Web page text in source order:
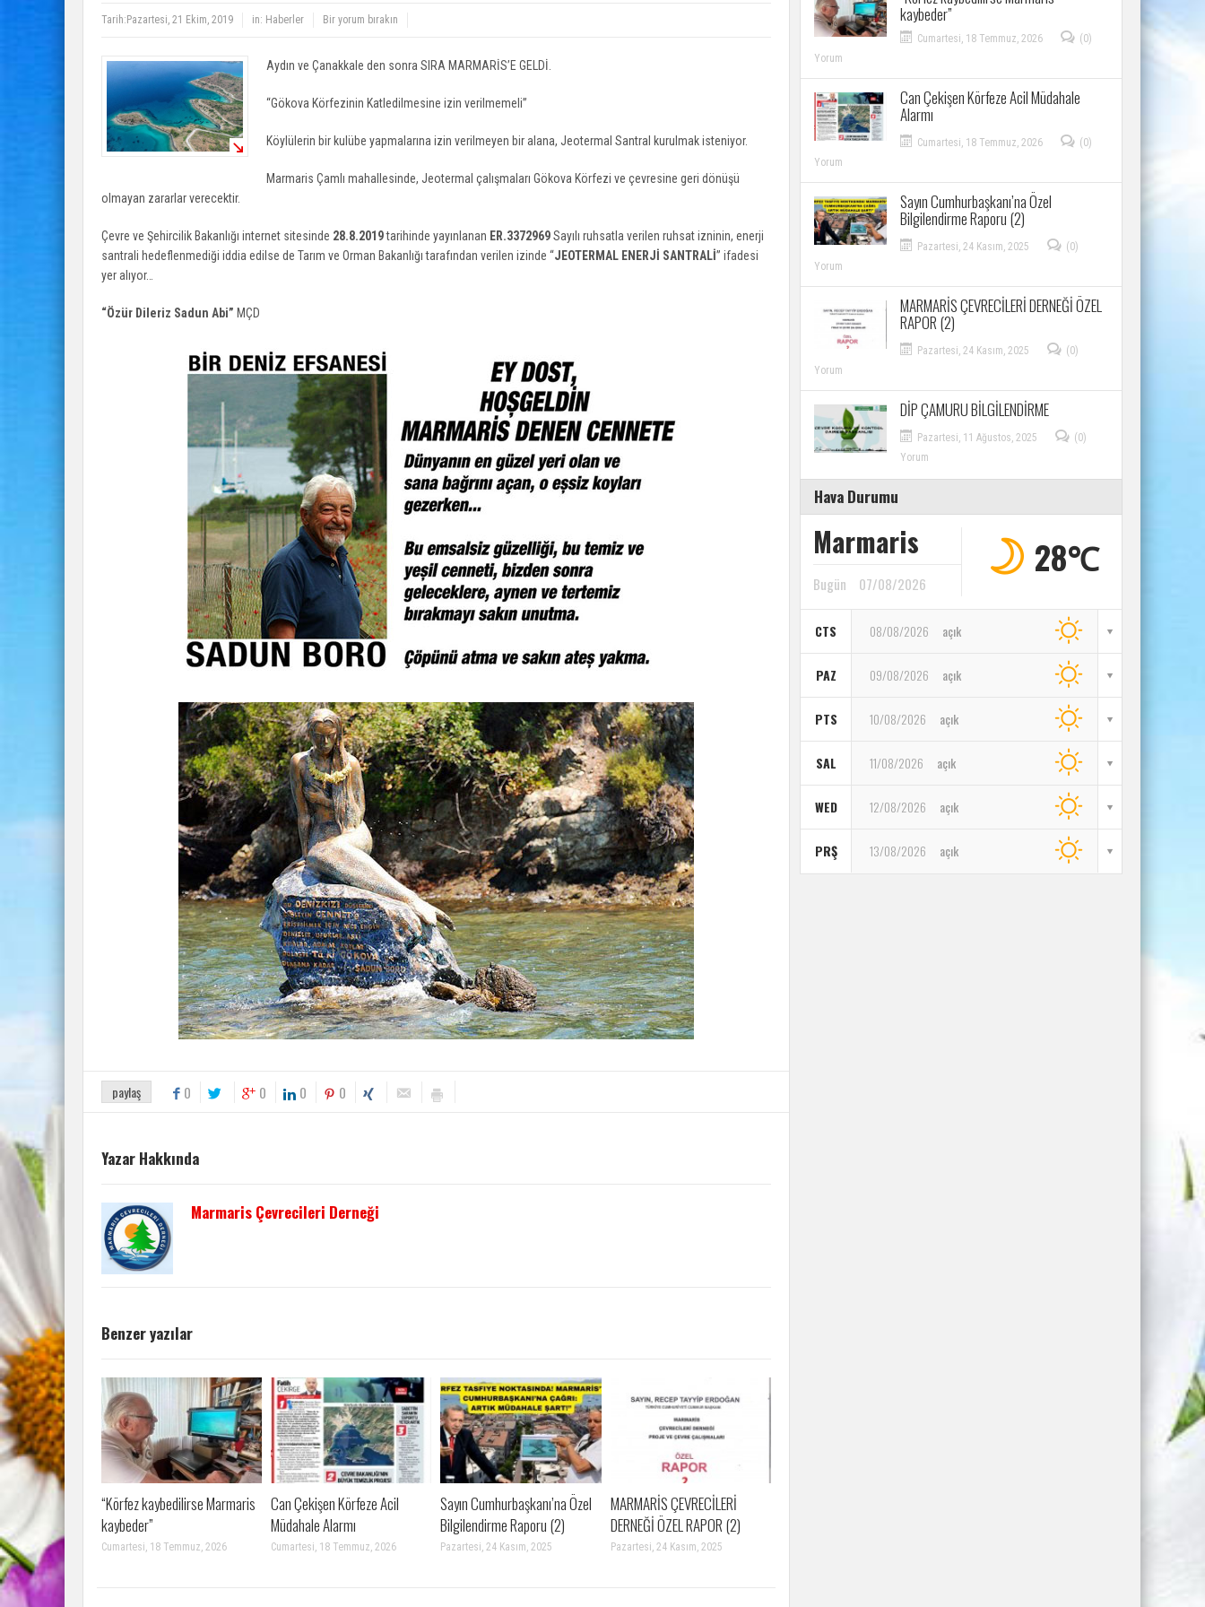
Tarih: Pazartesi, 21 Ekim, 2019 in: Haberler Bir yorum bırakın
Aydın ve Çanakkale den sonra SIRA MARMARİS’E GELDİ.
“Gökova Körfezinin Katledilmesine izin verilmemeli”
Köylülerin bir kulübe yapmalarına izin verilmeyen bir alana, Jeotermal Santral kurulmak isteniyor.
Marmaris Çamlı mahallesinde, Jeotermal çalışmaları Gökova Körfezi ve çevresine geri dönüşü
olmayan zararlar verecektir.
Çevre ve Şehircilik Bakanlığı internet sitesinde 28.8.2019tarihinde yayınlanan ER.3372969Sayılı ruhsatla verilen ruhsat izninin, enerji
santrali hedeflenmediği iddia edilse de Tarım ve Orman Bakanlığı tarafından verilen izinde “JEOTERMAL ENERJİ SANTRALİ” ifadesi
yer alıyor…
“Özür Dileriz Sadun Abi” MÇD
paylaş 0 0 0 0
Yazar Hakkında
Marmaris Çevrecileri Derneği
Benzer yazılar
“Körfez kaybedilirse Marmaris
kaybeder”
Cumartesi, 18 Temmuz, 2026
Can Çekişen Körfeze Acil
Müdahale Alarmı
Cumartesi, 18 Temmuz, 2026
Sayın Cumhurbaşkanı’na Özel
Bilgilendirme Raporu (2)
Pazartesi, 24 Kasım, 2025
MARMARİS ÇEVRECİLERİ
DERNEĞİ ÖZEL RAPOR (2)
Pazartesi, 24 Kasım, 2025
kaybeder”
Cumartesi, 18 Temmuz, 2026
(0)
Yorum
Can Çekişen Körfeze Acil Müdahale
Alarmı
Cumartesi, 18 Temmuz, 2026
(0)
Yorum
Sayın Cumhurbaşkanı’na Özel
Bilgilendirme Raporu (2)
Pazartesi, 24 Kasım, 2025
(0)
Yorum
MARMARİS ÇEVRECİLERİ DERNEĞİ ÖZEL
RAPOR (2)
Pazartesi, 24 Kasım, 2025
(0)
Yorum
DİP ÇAMURU BİLGİLENDİRME
Pazartesi, 11 Ağustos, 2025
(0)
Yorum
Hava Durumu
Marmaris
Bugün 07/08/2026
28℃
CTS 08/08/2026 açık
PAZ 09/08/2026 açık
PTS 10/08/2026 açık
SAL 11/08/2026 açık
WED 12/08/2026 açık
PRŞ 13/08/2026 açık